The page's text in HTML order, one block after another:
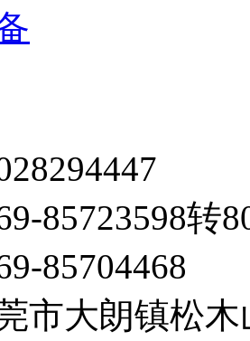
85723598转
85704468
市大朗镇松